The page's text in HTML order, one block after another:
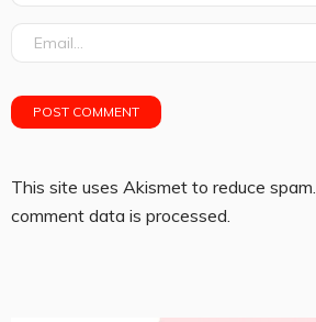
This site uses Akismet to reduce spam.
comment data is processed.